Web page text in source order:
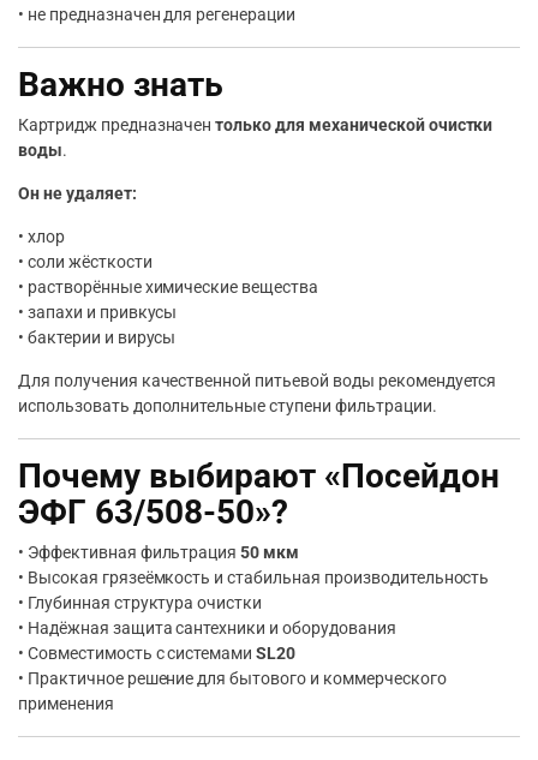
• не предназначен для регенерации
Важно знать
Картридж предназначентолько для механической очистки
воды.
Он не удаляет:
• хлор
• соли жёсткости
• растворённые химические вещества
• запахи и привкусы
• бактерии и вирусы
Для получения качественной питьевой воды рекомендуется
использовать дополнительные ступени фильтрации.
Почему выбирают «Посейдон
ЭФГ 63/508-50»?
• Эффективная фильтрация50 мкм
• Высокая грязеёмкость и стабильная производительность
• Глубинная структура очистки
• Надёжная защита сантехники и оборудования
• Совместимость с системамиSL20
• Практичное решение для бытового и коммерческого
применения